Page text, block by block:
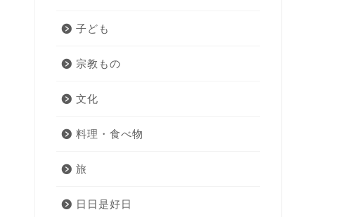
子ども
宗教もの
文化
料理・食べ物
旅
日日是好日